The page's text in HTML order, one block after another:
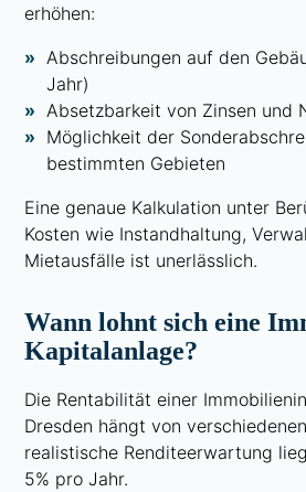
erhöhen:
Abschreibungen auf den
Jahr)
Absetzbarkeit von Zinsen und
Möglichkeit der
bestimmten Gebieten
Eine genaue Kalkulation unter
Kosten wie Instandhaltung,
Mietausfälle ist unerlässlich.
Wann lohnt sich eine
Kapitalanlage?
Die Rentabilität einer
Dresden hängt von
realistische Renditeerwartung
5% pro Jahr.